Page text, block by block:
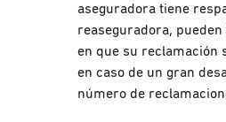
aseguradora tiene
reaseguradora,
en que su reclamación
en caso de un gran
número de